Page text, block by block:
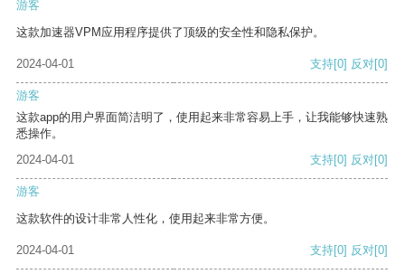
游客
这款加速器VPM应用程序提供了顶级的安全性和隐私保护。
2024-04-01 支持[0] 反对[0]
游客
这款app的用户界面简洁明了，使用起来非常容易上手，让我能够快速熟
悉操作。
2024-04-01
支持[0] 反对[0]
游客
这款软件的设计非常人性化，使用起来非常方便。
2024-04-01 支持[0] 反对[0]